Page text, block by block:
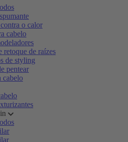
o calor
cabelo
retoque de raízes
de styling
pentear
cabelo